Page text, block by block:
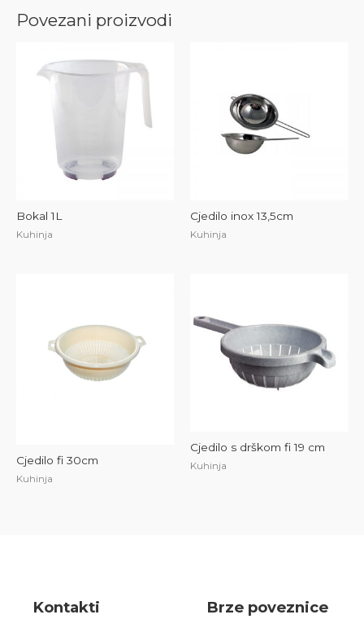
Povezani proizvodi
Bokal 1L
Kuhinja
Cjedilo inox 13,5cm
Kuhinja
Cjedilo fi 30cm
Kuhinja
Cjedilo s drškom fi 19 cm
Kuhinja
Kontakti Brze poveznice